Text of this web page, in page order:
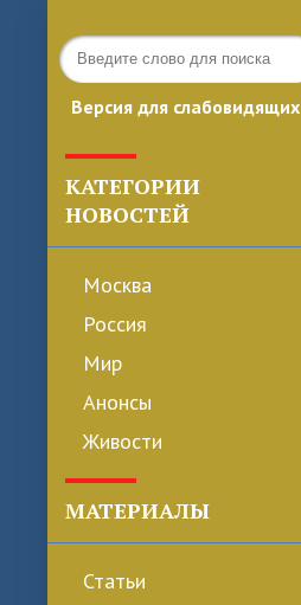
Версия для слабовидящих
КАТЕГОРИИ
НОВОСТЕЙ
Москва
Россия
Мир
Анонсы
Живости
МАТЕРИАЛЫ
Статьи